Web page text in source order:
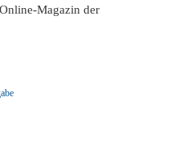
Magazin der